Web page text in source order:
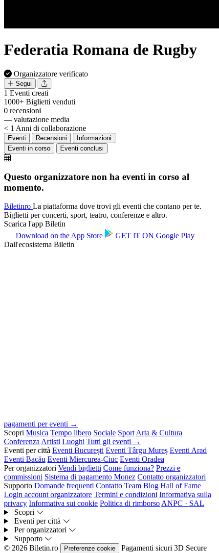
Federatia Romana de Rugby
Organizzatore verificato
Segui
1 Eventi creati
1000+ Biglietti venduti
0 recensioni
— valutazione media
< 1 Anni di collaborazione
Eventi Recensioni
Informazioni
Eventi in corso
Eventi conclusi
Questo organizzatore non ha eventi in corso al
momento.
Biletinro La piattaforma dove trovi gli eventi che contano per te.
Biglietti per concerti, sport, teatro, conferenze e altro.
Scarica l'app Biletin
Download on the App Store GET IT ON Google Play
Dall'ecosistema Biletin
pagamenti per eventi →
Scopri Musica Tempo libero Sociale Sport Arta & Cultura
Conferenza Artisti Luoghi Tutti gli eventi →
Eventi per città Eventi București Eventi Târgu Mureș Eventi Arad
Eventi Bacău Eventi Miercurea-Ciuc Eventi Oradea
Per organizzatori Vendi biglietti Come funziona? Prezzi e
commissioni Sistema di pagamento Monez Contatto organizzatori
Supporto Domande frequenti Contatto Team Blog Hall of Fame
Login account organizzatore Termini e condizioni Informativa sulla
privacy Informativa sui cookie Politica di rimborso ANPC · SAL
Scopri
Eventi per città
Per organizzatori
Supporto
© 2026 Biletin.ro
Preferenze cookie Pagamenti sicuri 3D Secure